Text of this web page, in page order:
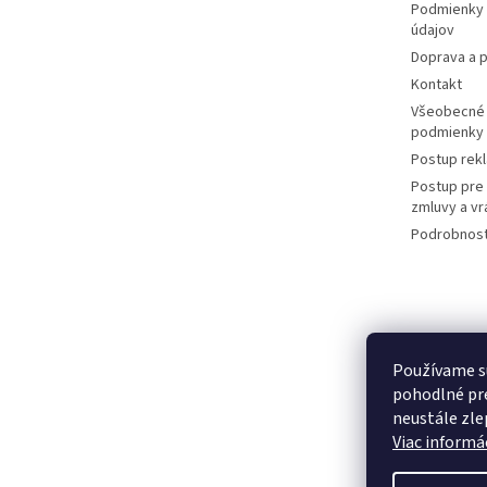
Používame
pohodlné
neustále
Viac
údajov
Doprava a
Kontakt
podmienky
Postup
Postup
zmluvy a